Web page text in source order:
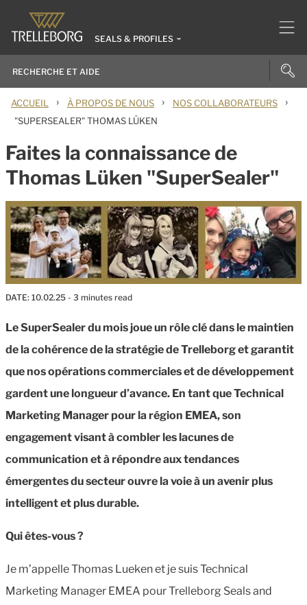
SEALS & PROFILES
ACCUEIL › À PROPOS DE NOUS › NOS COLLABORATEURS ›
"SUPERSEALER" THOMAS LÜKEN
Faites la connaissance de
Thomas Lüken "SuperSealer"
DATE: 10.02.25 - 3 minutes read
Le SuperSealer du mois joue un rôle clé dans le maintien
de la cohérence de la stratégie de Trelleborg et garantit
que nos opérations commerciales et de développement
gardent une longueur d’avance. En tant que Technical
Marketing Manager pour la région EMEA, son
engagement visant à combler les lacunes de
communication et à répondre aux tendances
émergentes du secteur ouvre la voie à un avenir plus
intelligent et plus durable.
Qui êtes-vous?
Je m’appelle Thomas Lueken et je suis Technical
Marketing Manager EMEA pour Trelleborg Seals and